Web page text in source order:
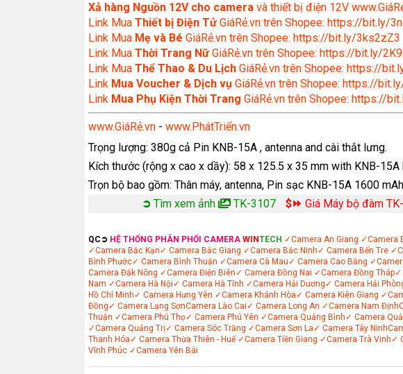
Xả hàng Nguồn 12V cho camera và thiết bị điện 12V
Link Mua Thiết bị Điện TửGiáRẻ.vn trên Shopee: https://bit.ly/
Link Mua Mẹ và Bé GiáRẻ.vn trên Shopee: https://bit.ly/3ks2zZ3
Link Mua Thời Trang NữGiáRẻ.vn trên Shopee: https://bit.ly/
Link Mua Thể Thao & Du Lịch GiáRẻ.vn trên Shopee: https://
Link Mua Voucher & Dịch vụ GiáRẻ.vn trên Shopee: https://
Link Mua Phụ Kiện Thời Trang GiáRẻ.vn trên Shopee: https://
www.GiáRẻ.vn - www.PhátTriển.vn
Trọng lượng: 380g cả Pin KNB-15A , antenna and cài thắt lưng.
Kích thước (rộng x cao x dầy): 58 x 125.5 x 35 mm with KNB-15A
Trọn bộ bao gồm: Thân máy, antenna, Pin sạc KNB-15A 1600
➲ Tìm xem ảnh TK-3107 $⏩Giá Máy bộ đàm
QC➲ HỆ THỐNG PHÂN PHỐI CAMERA WINTECH ✓Camera An Giang ✓Camera
✓Camera Bắc Kạn ✓ Camera Bắc Giang ✓Camera Bắc Ninh ✓ Camera Bến Tre
Bình Phước✓ Camera Bình Thuận ✓Camera Cà Mau ✓ Camera Cao Bằng
Camera Đắk Nông ✓Camera Điện Biên ✓ Camera Đồng Nai ✓Camera Đồng Tháp✓
Nam ✓Camera Hà Nội ✓ Camera Hà Tĩnh ✓Camera Hải Dương ✓ Camera Hải
Hồ Chí Minh ✓ Camera Hưng Yên ✓Camera Khánh Hòa ✓ Camera Kiên Giang
Đồng ✓ Camera Lạng SơnCamera Lào Cai ✓ Camera Long An ✓Camera Nam Định
Thuận ✓Camera Phú Thọ✓ Camera Phú Yên ✓Camera Quảng Bình ✓ Camera
✓Camera Quảng Trị ✓ Camera Sóc Trăng ✓Camera Sơn La ✓ Camera Tây Ninh
Thanh Hóa ✓ Camera Thừa Thiên - Huế ✓Camera Tiền Giang ✓Camera Trà Vinh ✓
Vĩnh Phúc ✓Camera Yên Bái